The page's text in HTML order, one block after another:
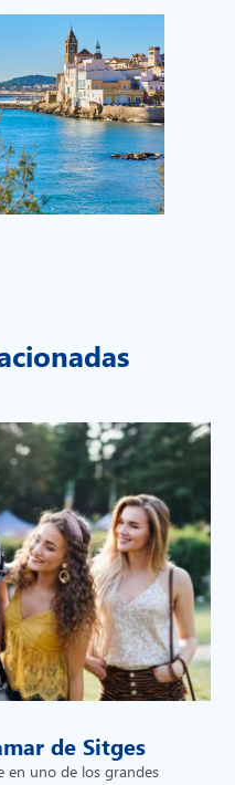
de Sitges
en uno de los grandes